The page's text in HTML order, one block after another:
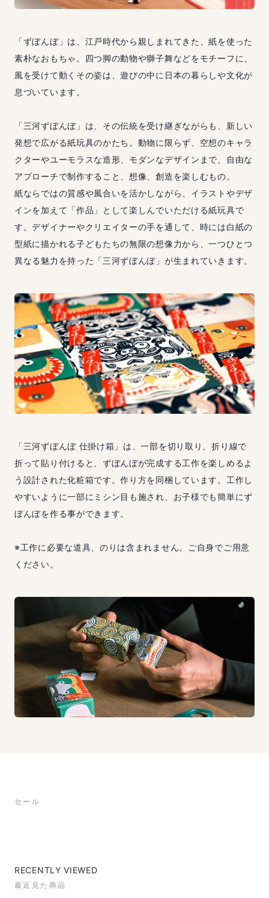
「ずぼんぼ」は、江戸時代から親しまれてきた、紙を使った
素朴なおもちゃ。四つ脚の動物や獅子舞などをモチーフに、
風を受けて動くその姿は、遊びの中に日本の暮らしや文化が
息づいています。
「三河ずぼんぼ」は、その伝統を受け継ぎながらも、新しい
発想で広がる紙玩具のかたち。動物に限らず、空想のキャラ
クターやユーモラスな造形、モダンなデザインまで、自由な
アプローチで制作すること、想像、創造を楽しむもの。
紙ならではの質感や風合いを活かしながら、イラストやデザ
インを加えて「作品」として楽しんでいただける紙玩具で
す。デザイナーやクリエイターの手を通して、時には白紙の
型紙に描かれる子どもたちの無限の想像力から、一つひとつ
異なる魅力を持った「三河ずぼんぼ」が生まれていきます。
「三河ずぼんぼ 仕掛け箱」は、一部を切り取り、折り線で
折って貼り付けると、ずぼんぼが完成する工作を楽しめるよ
う設計された化粧箱です。作り方を同梱しています。工作し
やすいように一部にミシン目も施され、お子様でも簡単にず
ぼんぼを作る事ができます。
※工作に必要な道具、のりは含まれません。ご自身でご用意
ください。
セール
RECENTLY VIEWED
最近見た商品